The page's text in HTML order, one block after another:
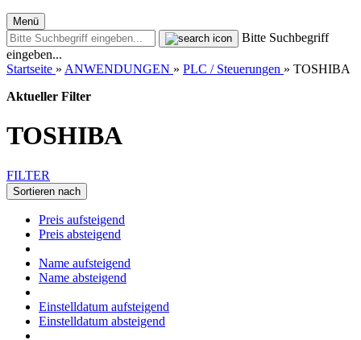
Menü
Bitte Suchbegriff
eingeben...
Startseite » ANWENDUNGEN » PLC / Steuerungen » TOSHIBA
Aktueller Filter
TOSHIBA
FILTER
Sortieren nach
Preis aufsteigend
Preis absteigend
Name aufsteigend
Name absteigend
Einstelldatum aufsteigend
Einstelldatum absteigend